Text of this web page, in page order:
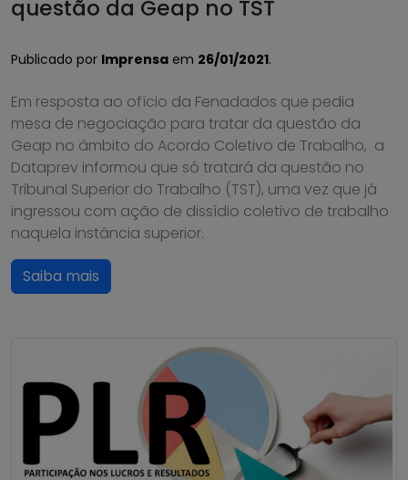
questão da Geap no TST
Publicado por Imprensa em 26/01/2021.
Em resposta ao ofício da Fenadados que pedia
mesa de negociação para tratar da questão da
Geap no âmbito do Acordo Coletivo de Trabalho, a
Dataprev informou que só tratará da questão no
Tribunal Superior do Trabalho (TST), uma vez que já
ingressou com ação de dissídio coletivo de trabalho
naquela instância superior.
Saiba mais